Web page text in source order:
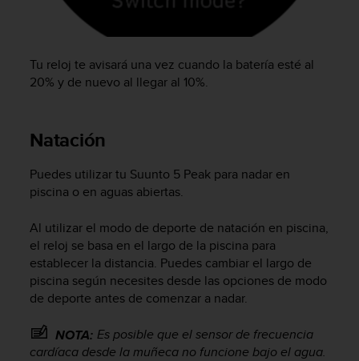
Tu reloj te avisará una vez cuando la batería esté al
20% y de nuevo al llegar al 10%.
Natación
Puedes utilizar tu Suunto 5 Peak para nadar en
piscina o en aguas abiertas.
Al utilizar el modo de deporte de natación en piscina,
el reloj se basa en el largo de la piscina para
establecer la distancia. Puedes cambiar el largo de
piscina según necesites desde las opciones de modo
de deporte antes de comenzar a nadar.
NOTA: Es posible que el sensor de frecuencia
cardíaca desde la muñeca no funcione bajo el agua.